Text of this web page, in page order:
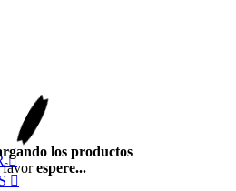
los productos
favorespere...